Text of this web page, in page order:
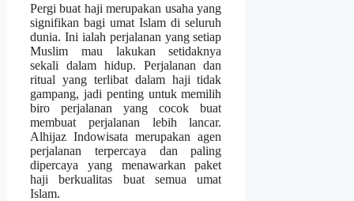
Pergi buat haji merupakan usaha yang
signifikan bagi umat Islam di seluruh
dunia. Ini ialah perjalanan yang setiap
Muslim mau lakukan setidaknya
sekali dalam hidup. Perjalanan dan
ritual yang terlibat dalam haji tidak
gampang, jadi penting untuk memilih
biro perjalanan yang cocok buat
membuat perjalanan lebih lancar.
Alhijaz Indowisata merupakan agen
perjalanan terpercaya dan paling
dipercaya yang menawarkan paket
haji berkualitas buat semua umat
Islam.